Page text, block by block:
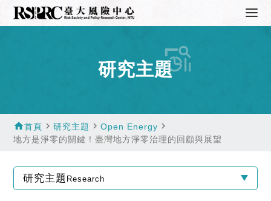
研究主題
home首頁 navigate_next研究主題 navigate_nextOpen Energy navigate_next
地方是淨零的關鍵！臺灣地方淨零治理的回顧與展望
研究主題 Research